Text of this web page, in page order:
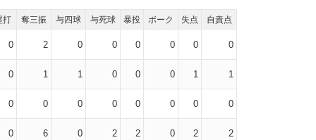
打 奪三振 与四球 与死球 暴投 ボーク 失点 自責点
0 2 0 0 0 0 0 0
0 1 1 0 0 0 1 1
0 0 0 0 0 0 0 0
0 6 0 2 2 0 2 2